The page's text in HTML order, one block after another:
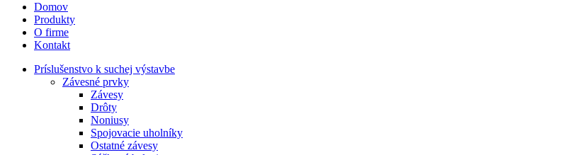
Domov
Produkty
O firme
Kontakt
Príslušenstvo k suchej výstavbe
Závesné prvky
Závesy
Drôty
Noniusy
Spojovacie uholníky
Ostatné závesy